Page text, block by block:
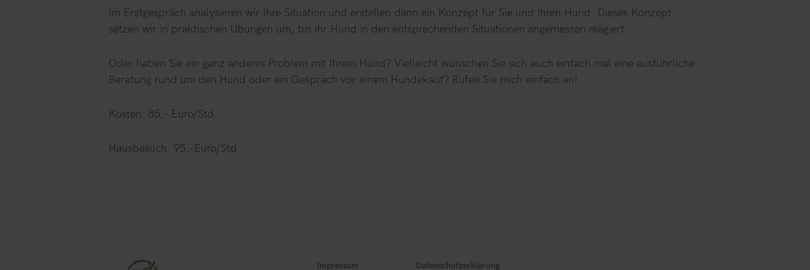
Im Erstgespräch analysieren wir Ihre Situation und erstellen dann ein Konzept für Sie und Ihren Hund. Dieses Konzept
setzen wir in praktischen Übungen um, bis ihr Hund in den entsprechenden Situationen angemessen reagiert.
Oder haben Sie ein ganz anderes Problem mit Ihrem Hund? Vielleicht wünschen Sie sich auch einfach mal eine ausführliche
Beratung rund um den Hund oder ein Gespräch vor einem Hundekauf? Rufen Sie mich einfach an!
Kosten: 85,- Euro/Std
Hausbesuch: 95,-Euro/Std
Impressum Datenschutzerklärung